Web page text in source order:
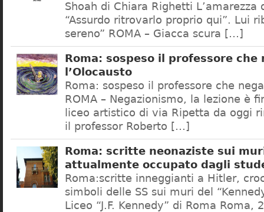
Shoah di Chiara Righetti L’amarezza
“Assurdo ritrovarlo proprio qui”. Lui
sereno” ROMA – Giacca scura […]
Roma: sospeso il professore che
l’Olocausto
Roma: sospeso il professore che
ROMA – Negazionismo, la lezione è
liceo artistico di via Ripetta da oggi
il professor Roberto […]
Roma: scritte neonaziste sui
attualmente occupato dagli
Roma:scritte inneggianti a Hitler,
simboli delle SS sui muri del
Liceo “J.F. Kennedy” di Roma Roma,